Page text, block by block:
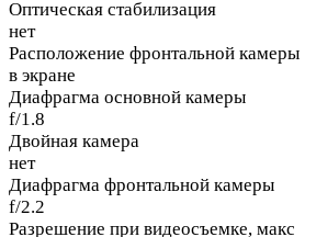
Оптическая стабилизация
нет
Расположение фронтальной камеры
в экране
Диафрагма основной камеры
f/1.8
Двойная камера
нет
Диафрагма фронтальной камеры
f/2.2
Разрешение при видеосъемке, макс